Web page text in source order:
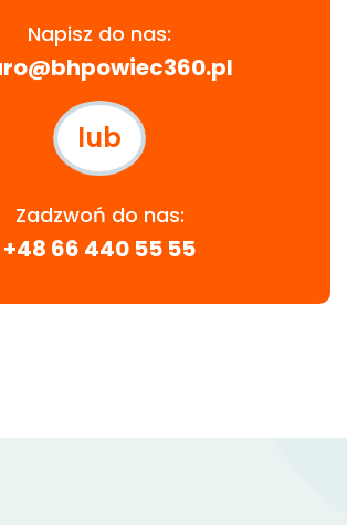
Napisz do nas:
lub
Zadzwoń do nas:
+48 66 440 55 55